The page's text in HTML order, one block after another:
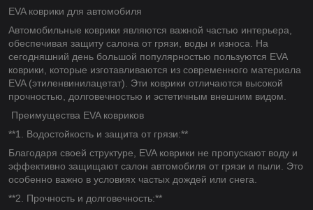
EVA коврики для автомобиля
Автомобильные коврики являются важной частью интерьера,
обеспечивая защиту салона от грязи, воды и износа. На
сегодняшний день большой популярностью пользуются EVA
коврики, которые изготавливаются из современного материала
EVA (этиленвинилацетат). Эти коврики отличаются высокой
прочностью, долговечностью и эстетичным внешним видом.
Преимущества EVA ковриков
**1. Водостойкость и защита от грязи:**
Благодаря своей структуре, EVA коврики не пропускают воду и
эффективно защищают салон автомобиля от грязи и пыли. Это
особенно важно в условиях частых дождей или снега.
**2. Прочность и долговечность:**